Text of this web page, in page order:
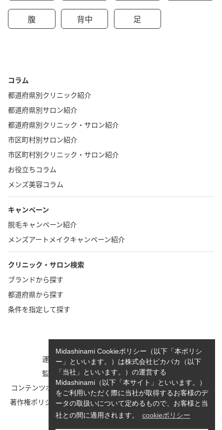
腹 背中 足
コラム
都道府県別クリニック紹介
都道府県別サロン紹介
都道府県別クリニック・サロン紹介
市区町村別サロン紹介
市区町村別クリニック・サロン紹介
お役立ちコラム
メンズ美容コラム
キャンペーン
脱毛キャンペーン紹介
メンズアートメイクキャンペーン紹介
クリニック・サロン検索
ブランドから探す
都道府県から探す
条件を指定して探す
運営者情報
執筆者一覧
監修者一覧
cookieポリシーについて
コンテンツポリシーと運営指針
利用規約
著作権ポリシー/免責事項につい
て
Midashinami 見だしなみプライ
バシーポリシー
Midashinami Cookieポリシー（以下「本ポリシ
ー」といいます。）は株式会社ピカパカ（以下
「当社」といいます。）の運営する
Midashinami（以下「本サイト」といいます。）
をご利用いただく際に当社が取得するお客様のデ
ータの取扱いについて定めるもので、お客様と当
社との間に適用されます。
cookieポリシー